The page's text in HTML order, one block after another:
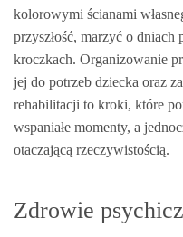
kolorowymi ścianami
przyszłość, marzyć o dniach
kroczkach. Organizowanie
jej do potrzeb dziecka oraz
rehabilitacji to kroki, które
wspaniałe momenty, a
otaczającą rzeczywistością.
Zdrowie